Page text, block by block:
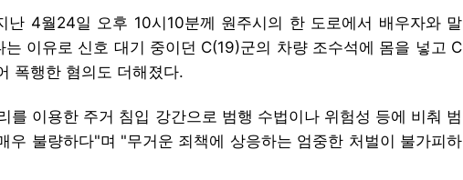
난 4월24일 오후 10시10분께 원주시의 한 도로에서 배우자와 말
는 이유로 신호 대기 중이던 C(19)군의 차량 조수석에 몸을 넣고 C
폭행한 혐의도 더해졌다.
를 이용한 주거 침입 강간으로 범행 수법이나 위험성 등에 비춰 범
우 불량하다"며 "무거운 죄책에 상응하는 엄중한 처벌이 불가피하